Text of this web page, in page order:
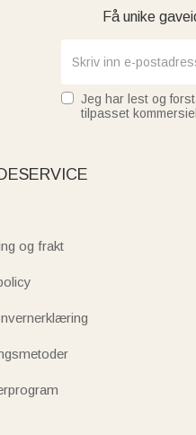
Få unike
Jeg har lest og
tilpasset
og frakt